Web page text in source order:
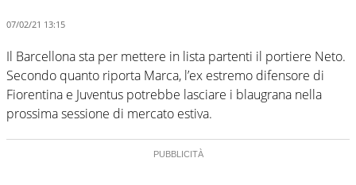
07/02/21 13:15
Il Barcellona sta per mettere in lista partenti il portiere Neto.
Secondo quanto riporta Marca, l’ex estremo difensore di
Fiorentina e Juventus potrebbe lasciare i blaugrana nella
prossima sessione di mercato estiva.